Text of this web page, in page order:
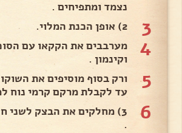
נצמד ומתפיחים .
3 2) אופן הכנת המלוי.
4
מערבבים את הקקאו עם
וקינמון .
5
ורק בסוף מוסיפים את
עד לקבלת מרקם קרמי נוח
6
3) מחלקים את הבצק לשני
.